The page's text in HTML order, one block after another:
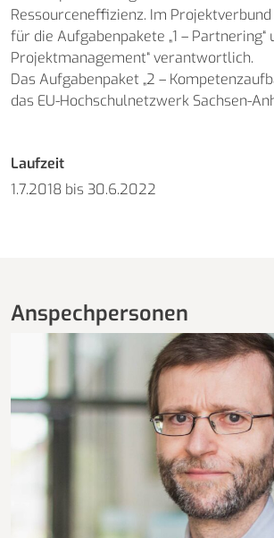
Ressourceneffizienz. Im
für die Aufgabenpakete „1 – Partnering“
Projektmanagement“ verantwortlich.
Das Aufgabenpaket „2 –
das EU-Hochschulnetzwerk Sachsen-
Laufzeit
1.7.2018 bis 30.6.2022
Anspechpersonen